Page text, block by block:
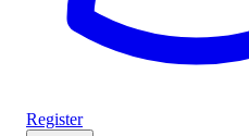
Register